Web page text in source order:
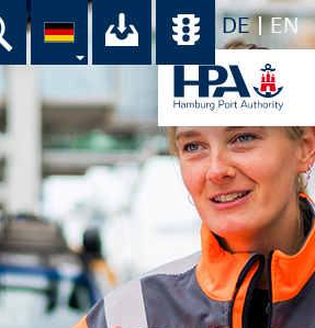
DE EN
im
Suche Ihr Download-